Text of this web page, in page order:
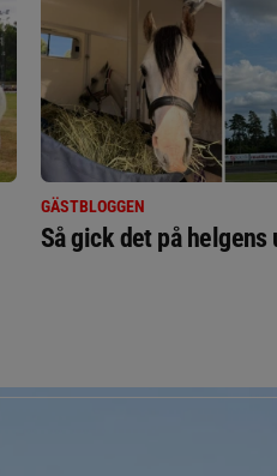
GÄSTBLOGGEN
Så gick det på